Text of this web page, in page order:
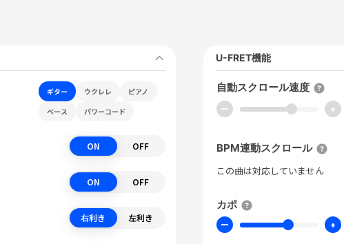
ギター ウクレレ
ピアノ
ベース
パワーコード
ON OFF
ON OFF
右利き 左利き
U-FRET機能
自動スクロール速度
ー +
BPM連動スクロール
この曲は対応していません
カポ
ー +